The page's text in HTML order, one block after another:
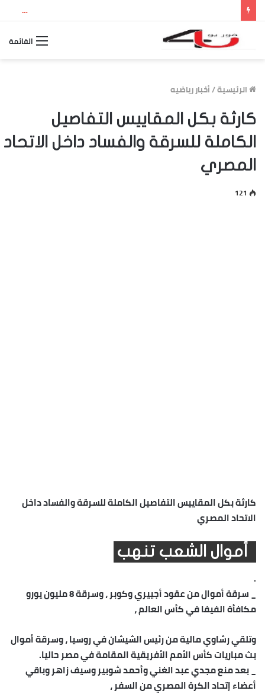
نتيجة الثانوية العامة 2026 بالاسم ورقم الجلوس.. استعلم الآن عن درجاتك والمجموع الكلي
القائمة
الرئيسية/أخبار رياضيه
كارثة بكل المقاييس التفاصيل
الكاملة للسرقة والفساد داخل الاتحاد
المصري
121
كارثة بكل المقاييس التفاصيل الكاملة للسرقة والفساد داخل
الاتحاد المصري
أموال الشعب تنهب
.
_ سرقة أموال من عقود أجييري وكوبر ، وسرقة 8 مليون يورو
مكافأة الفيفا في كأس العالم ،
وتلقي رشاوي مالية من رئيس الشيشان في روسيا ، وسرقة أموال
بث مباريات كأس الأمم الأفريقية المقامة في مصر حاليا.
_ بعد منع مجدي عبد الغني وأحمد شوبير وسيف زاهر وباقي
أعضاء إتحاد الكرة المصري من السفر ،